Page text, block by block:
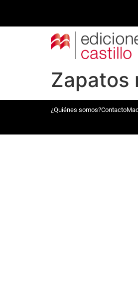
Zapatos
¿Quiénes somos?Contacto